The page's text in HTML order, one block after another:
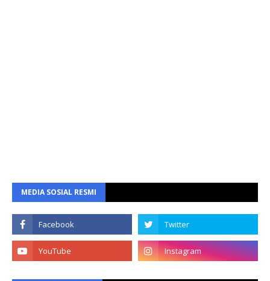
MEDIA SOSIAL RESMI